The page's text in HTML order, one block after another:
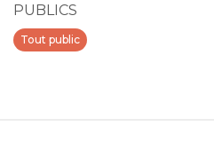
PUBLICS
Tout public